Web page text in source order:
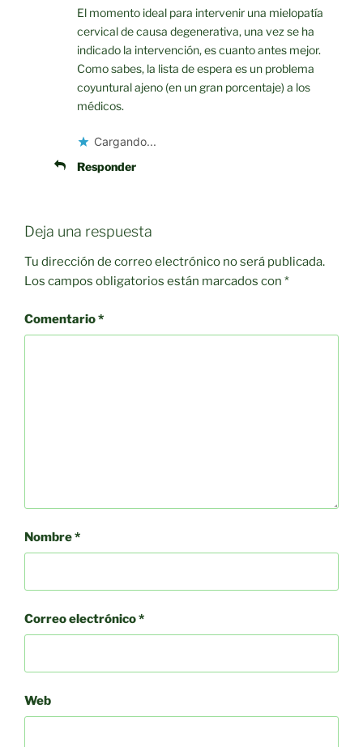
El momento ideal para intervenir una mielopatía
cervical de causa degenerativa, una vez se ha
indicado la intervención, es cuanto antes mejor.
Como sabes, la lista de espera es un problema
coyuntural ajeno (en un gran porcentaje) a los
médicos.
Cargando...
Responder
Deja una respuesta
Tu dirección de correo electrónico no será publicada.
Los campos obligatorios están marcados con *
Comentario*
Nombre*
Correo electrónico*
Web